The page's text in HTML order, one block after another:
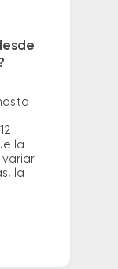
la
la